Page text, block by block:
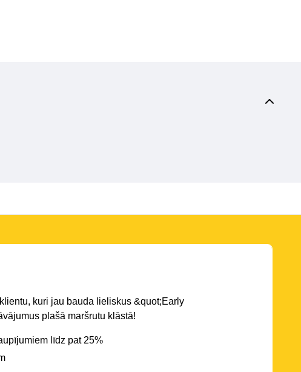
kuri jau bauda lieliskus &quot;Early
plašā maršrutu klāstā!
līdz pat 25%